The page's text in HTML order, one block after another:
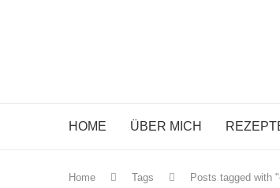
HOME ÜBER MICH
Home Tags Posts tagged with